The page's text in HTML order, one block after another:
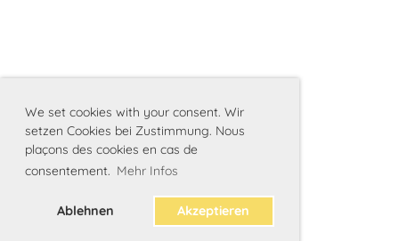
We set cookies with your consent. Wir
setzen Cookies bei Zustimmung. Nous
plaçons des cookies en cas de
consentement. Mehr Infos
Ablehnen Akzeptieren